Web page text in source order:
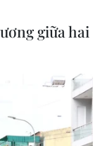
giữa hai